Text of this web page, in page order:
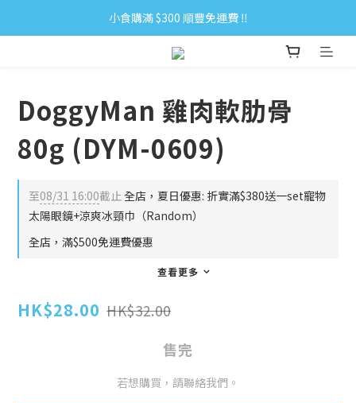
小食購滿 $300 順豐免運費 ‼
小食購滿 $300 順豐免運費 ‼
全單購滿 $500 免運費 ♥︎ 會員積分回贈 $1＝1Pt.
DoggyMan 雞肉軟肋骨
80g (DYM-0609)
至08/31 16:00截止全店，夏日優惠: 折實滿$380送一set寵物
太陽眼鏡+涼爽冰頸巾（Random）
全店，滿$500免運費優惠
查看更多
HK$28.00 HK$32.00
售完
若想購買，請聯絡我們。